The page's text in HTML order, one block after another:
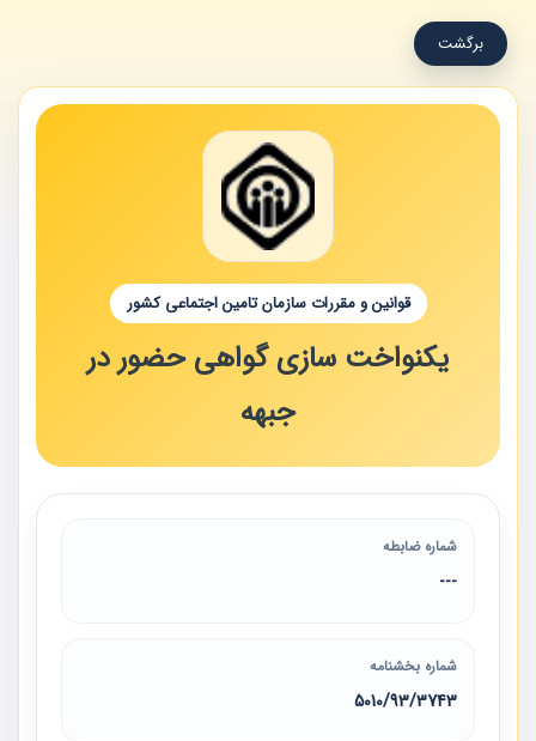
برگشت
قوانین و مقررات سازمان تامین اجتماعی کشور
یکنواخت سازی گواهی حضور در
جبهه
شماره ضابطه
---
شماره بخشنامه
5010/93/3743